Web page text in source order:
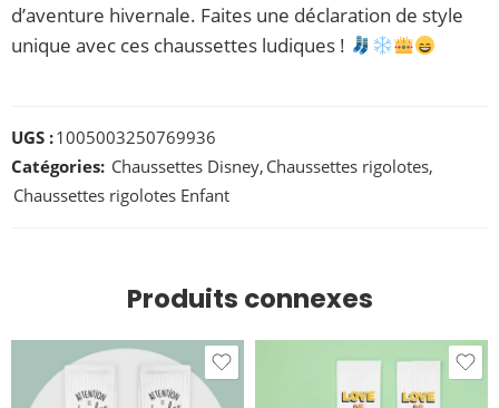
d’aventure hivernale. Faites une déclaration de style
unique avec ces chaussettes ludiques !
UGS :1005003250769936
Catégories: Chaussettes Disney, Chaussettes rigolotes,
Chaussettes rigolotes Enfant
Produits connexes